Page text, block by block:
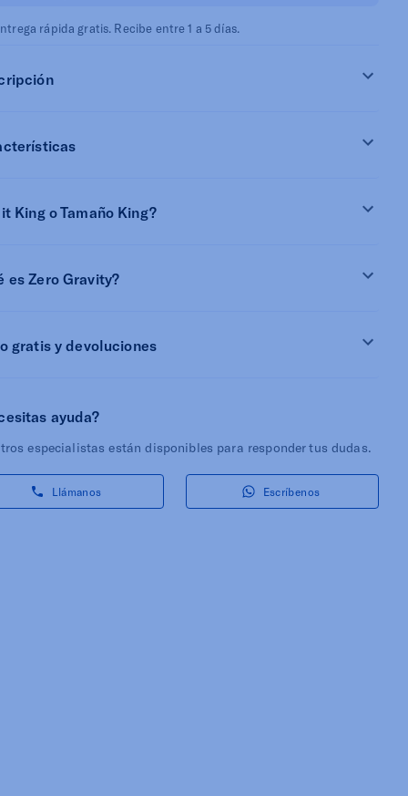
rápida gratis. Recibe entre 1 a 5 días.
King o Tamaño King?
es Zero Gravity?
gratis y devoluciones
ayuda?
especialistas están disponibles para responder tus dudas.
Llámanos Escríbenos